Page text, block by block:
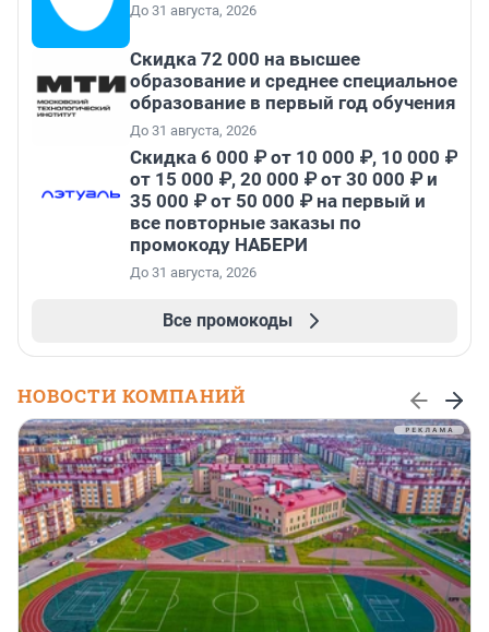
До 31 августа, 2026
Скидка 72 000 на высшее
образование и среднее специальное
образование в первый год обучения
До 31 августа, 2026
Скидка 6 000 ₽ от 10 000 ₽, 10 000 ₽
от 15 000 ₽, 20 000 ₽ от 30 000 ₽ и
35 000 ₽ от 50 000 ₽ на первый и
все повторные заказы по
промокоду НАБЕРИ
До 31 августа, 2026
Все промокоды
НОВОСТИ КОМПАНИЙ